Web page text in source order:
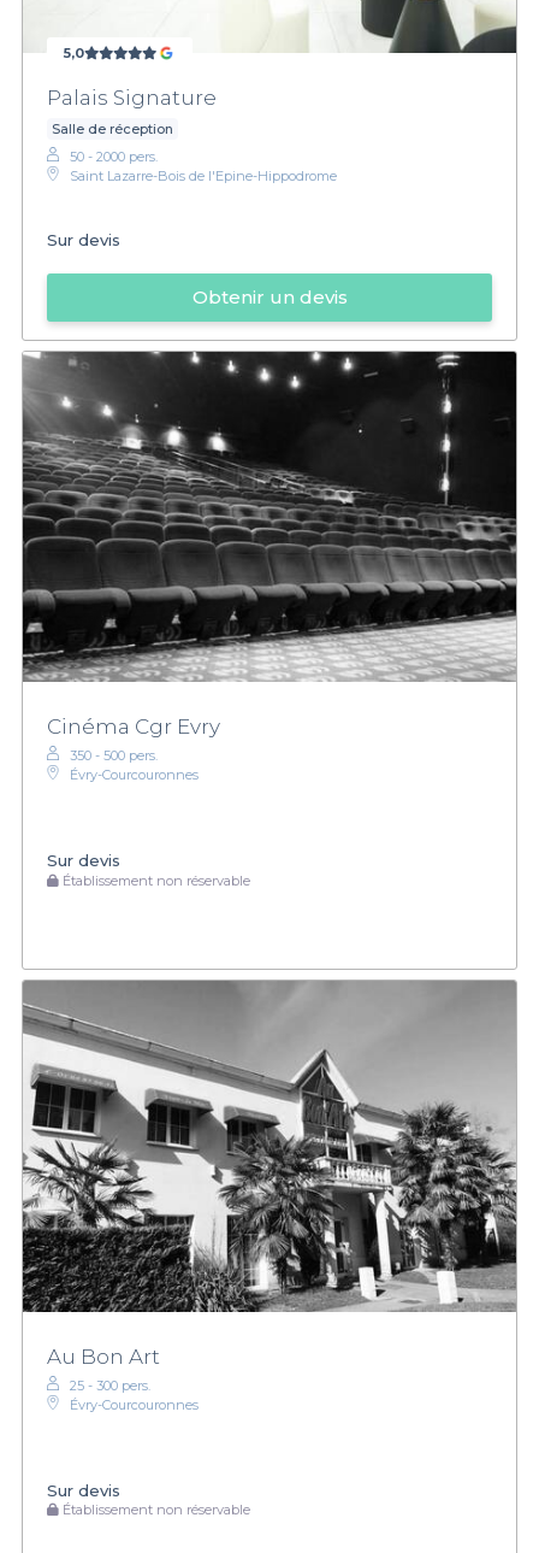
5,0
Palais Signature
Salle de réception
50 - 2000 pers.
Saint Lazarre-Bois de l'Epine-Hippodrome
Sur devis
Obtenir un devis
Cinéma Cgr Evry
350 - 500 pers.
Évry-Courcouronnes
Sur devis
Établissement non réservable
Au Bon Art
25 - 300 pers.
Évry-Courcouronnes
Sur devis
Établissement non réservable